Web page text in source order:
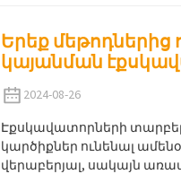
Երեք մեթոդներից
կայանման
2024-08-26
Էքսկավատորների
կարծիքներ ունենալ
վերաբերյալ, սակայն